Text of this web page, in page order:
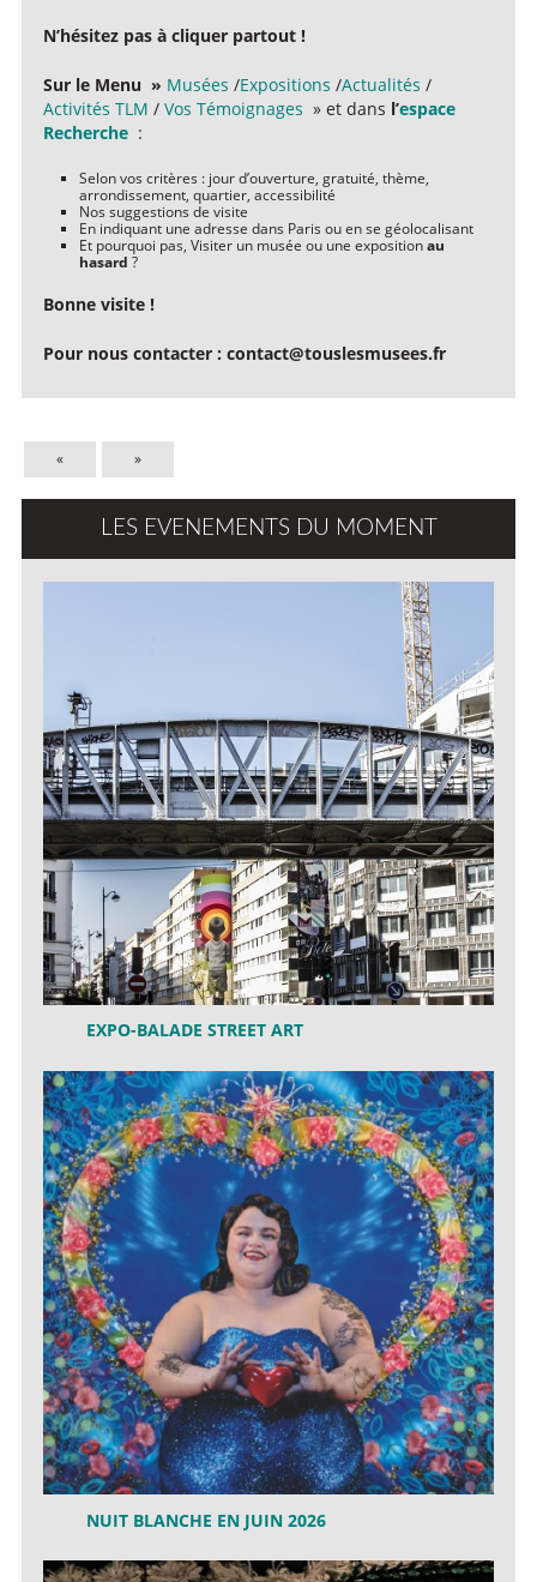
N’hésitez pas à cliquer partout !
Sur le Menu » Musées /Expositions /Actualités /
Activités TLM / Vos Témoignages » et dans l’espace
Recherche :
Selon vos critères : jour d’ouverture, gratuité, thème,
arrondissement, quartier, accessibilité
Nos suggestions de visite
En indiquant une adresse dans Paris ou en se géolocalisant
Et pourquoi pas, Visiter un musée ou une expositionau
hasard ?
Bonne visite !
Pour nous contacter : contact@touslesmusees.fr
« »
LES EVENEMENTS DU MOMENT
EXPO-BALADE STREET ART
NUIT BLANCHE EN JUIN 2026